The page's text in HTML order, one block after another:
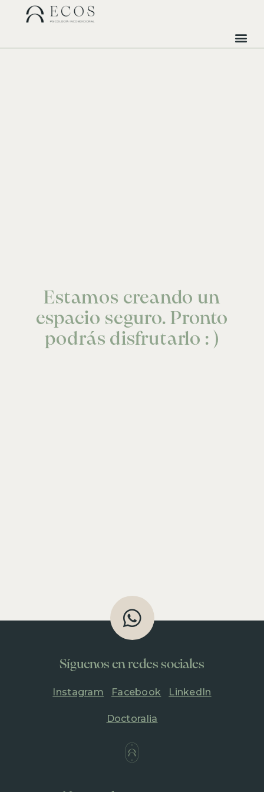
Estamos creando un
espacio seguro. Pronto
podrás disfrutarlo : )
Síguenos en redes sociales
Instagram Facebook LinkedIn
Doctoralia